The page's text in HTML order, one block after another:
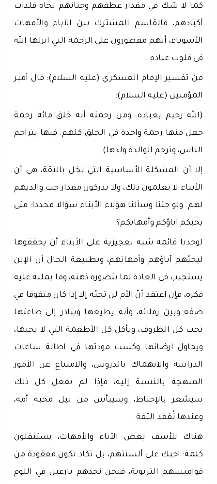
كما لا شك في مقدار عطفهم وحنانهم تجاه فلذات
أكبادهم، فالقاسم المشترك بين الآباء والأمهات
الأسوياء، أنهم مفطورون على الرحمة التي انزلها الله
في قلوب عباده..
من تفسير الإمام العسكري (عليه السلام): قال أمير
المؤمنين (عليه السلام):
(الله رحيم بعباده. ومن رحمته أنه خلق مائة رحمة
جعل منها رحمة واحدة في الخلق كلهم. فبها يتراحم
الناس، وترحم الوالدة ولدها)..
إلا أن المشكلة الأساسية التي تخل بالثقة، هي أن
الأبناء لا يعلمون ذلك، ولا يدركون مقدار حب والديهم
لهم. ولو جئنا وسألنا هؤلاء الأبناء سؤالا محددا: متى
يحبكم آباؤكم وأمهاتكم؟
لوجدنا قائمة شبه تعجيزية على الأبناء أن يحققوها
ليحبّهم آباؤهم وأمهاتهم، وبطبيعة الحال أن الإبن
يستجيب في العادة لما يتصوره ذهنه، وما يمليه عليه
فكره، فإن اعتقد أنّ الأم لن تحبّه إلا إذا كان متفوقا في
صفه وبين زملائه، وأنه يطيعها ويبادر إلى طاعتها
تحت كل الظروف، ويأكل كل الأطعمة التي لا يحبها،
ويحاول ارضائها وكسب مودتها في اطالة ساعات
الدراسة والانهماك بالدروس، والامتناع عن الأمور
المبهجة بالنسبة إليه، فإذا لم يفعل كل ذلك
سيشعر بالإحباط، وسييأس من نيل محبة أمه،
وعندها تُفقد الثقة.
هناك للأسف بعض الآباء والأمهات، يستثقلون
كلمة: احبك على ألسنتهم، بل تكاد تكون مفقودة من
قواميسهم التربوية، فنحن نجدهم بارعين في اللوم